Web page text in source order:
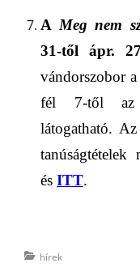
A Meg nem
31-től ápr.
vándorszobor
fél 7-től az
látogatható. Az
tanúságtételek
és ITT.
Categories
hírek